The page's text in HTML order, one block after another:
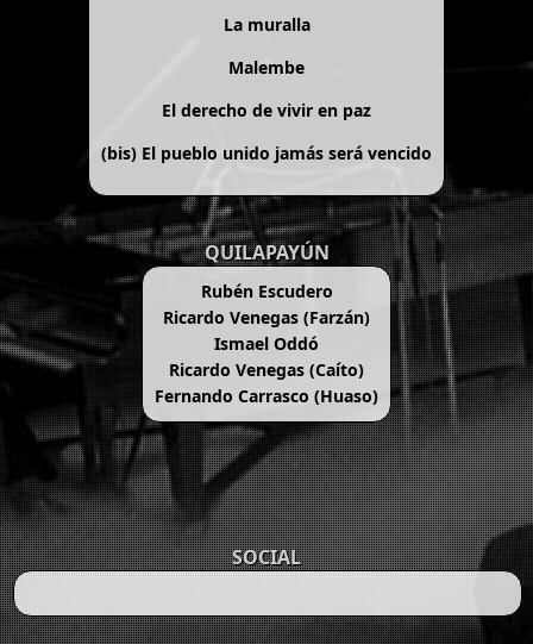
La muralla
Malembe
El derecho de vivir en paz
(bis) El pueblo unido jamás será vencido
QUILAPAYÚN
Rubén Escudero
Ricardo Venegas (Farzán)
Ismael Oddó
Ricardo Venegas (Caíto)
Fernando Carrasco (Huaso)
SOCIAL